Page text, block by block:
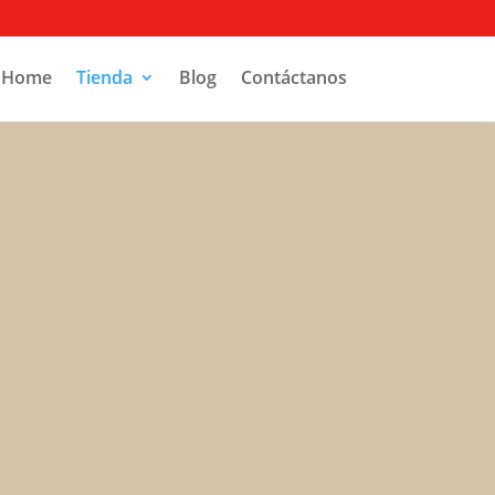
Home Tienda Blog Contáctanos